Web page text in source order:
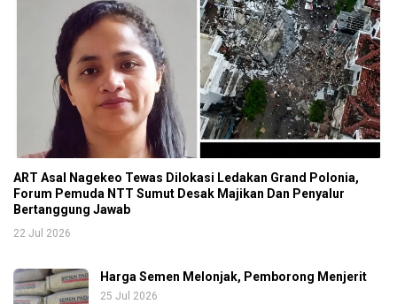
ART Asal Nagekeo Tewas Dilokasi Ledakan Grand Polonia,
Forum Pemuda NTT Sumut Desak Majikan Dan Penyalur
Bertanggung Jawab
22 Jul 2026
Harga Semen Melonjak, Pemborong Menjerit
25 Jul 2026